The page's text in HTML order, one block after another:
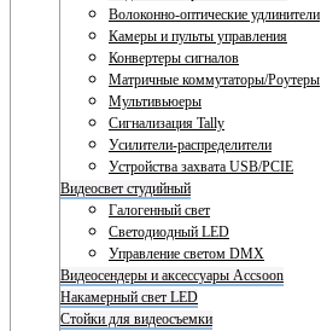
Волоконно-оптические удлинители
Камеры и пульты управления
Конвертеры сигналов
Матричные коммутаторы/Роутеры
Мультивьюеры
Сигнализация Tally
Усилители-распределители
Устройства захвата USB/PCIE
Видеосвет студийный
Галогенный свет
Светодиодный LED
Управление светом DMX
Видеосендеры и аксессуары Accsoon
Накамерный свет LED
Стойки для видеосъемки